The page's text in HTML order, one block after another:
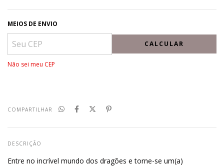
MEIOS DE ENVIO
CALCULAR
Não sei meu CEP
COMPARTILHAR
DESCRIÇÃO
Entre no incrível mundo dos dragões e torne-se um(a)